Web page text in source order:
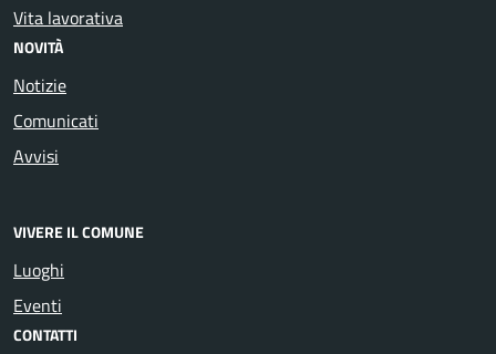
Vita lavorativa
NOVITÀ
Notizie
Comunicati
Avvisi
VIVERE IL COMUNE
Luoghi
Eventi
CONTATTI